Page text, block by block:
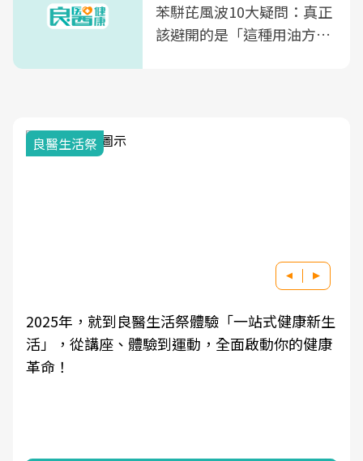
苯駢芘風波10大疑問：真正
該避開的是「這種用油方
良醫生活祭
2025年，就到良醫生活祭體驗「一站式健康新生
活」，從講座、體驗到運動，全面啟動你的健康
革命！